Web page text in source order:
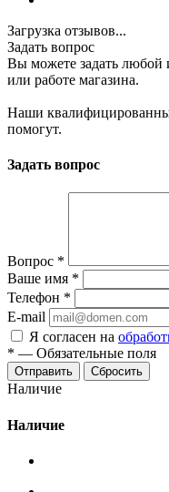
Загрузка отзывов...
Задать вопрос
Вы можете задать любой
или работе магазина.
Наши
помогут.
Задать вопрос
Вопрос *
Ваше имя *
Телефон *
E-mail
Я согласен на
* — Обязательные поля
Сбросить
Наличие
Наличие